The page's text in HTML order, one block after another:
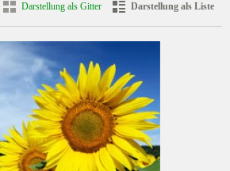
Darstellung als Gitter Darstellung als Liste